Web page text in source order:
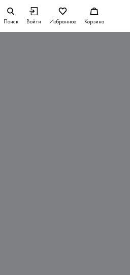
Поиск Войти Избранное Корзина